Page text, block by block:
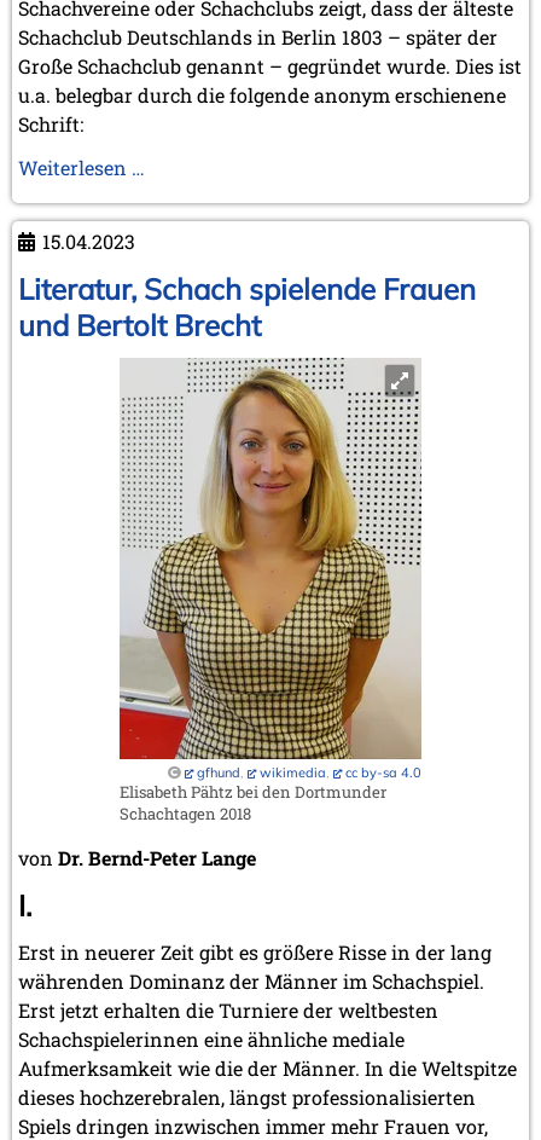
November 2006 (3 Einträge)
Oktober 2006 (5 Einträge)
September 2006 (1 Eintrag)
August 2006 (3 Einträge)
Juli 2006 (1 Eintrag)
Mai 2006 (1 Eintrag)
April 2006 (2 Einträge)
März 2006 (3 Einträge)
Februar 2006 (2 Einträge)
Januar 2006 (1 Eintrag)
2005
Dezember 2005 (2 Einträge)
September 2005 (3 Einträge)
August 2005 (1 Eintrag)
Juni 2005 (1 Eintrag)
Mai 2005 (1 Eintrag)
April 2005 (1 Eintrag)
März 2005 (2 Einträge)
Februar 2005 (1 Eintrag)
Januar 2005 (2 Einträge)
Dezember 2004 (2 Einträge)
November 2004 (1 Eintrag)
September 2004 (1 Eintrag)
August 2004 (3 Einträge)
Juli 2004 (1 Eintrag)
Juni 2004 (1 Eintrag)
Mai 2004 (3 Einträge)
März 2004 (1 Eintrag)
Januar 2004 (1 Eintrag)
2003
Juli 2003 (1 Eintrag)
April 2003 (1 Eintrag)
2002
November 2002 (1 Eintrag)
Schachvereine oder Schachclubs zeigt, dass der älteste
Schachclub Deutschlands in Berlin 1803 – später der
Große Schachclub genannt – gegründet wurde. Dies ist
u.a. belegbar durch die folgende anonym erschienene
Schrift:
Weiterlesen …
Schachbund
15.04.2023
Literatur, Schach spielende Frauen
und Bertolt Brecht
gfhund, wikimedia, cc by-sa 4.0
Elisabeth Pähtz bei den Dortmunder
Schachtagen 2018
von Dr. Bernd-Peter Lange
I.
Erst in neuerer Zeit gibt es größere Risse in der lang
währenden Dominanz der Männer im Schachspiel.
Erst jetzt erhalten die Turniere der weltbesten
Schachspielerinnen eine ähnliche mediale
Aufmerksamkeit wie die der Männer. In die Weltspitze
dieses hochzerebralen, längst professionalisierten
Spiels dringen inzwischen immer mehr Frauen vor,